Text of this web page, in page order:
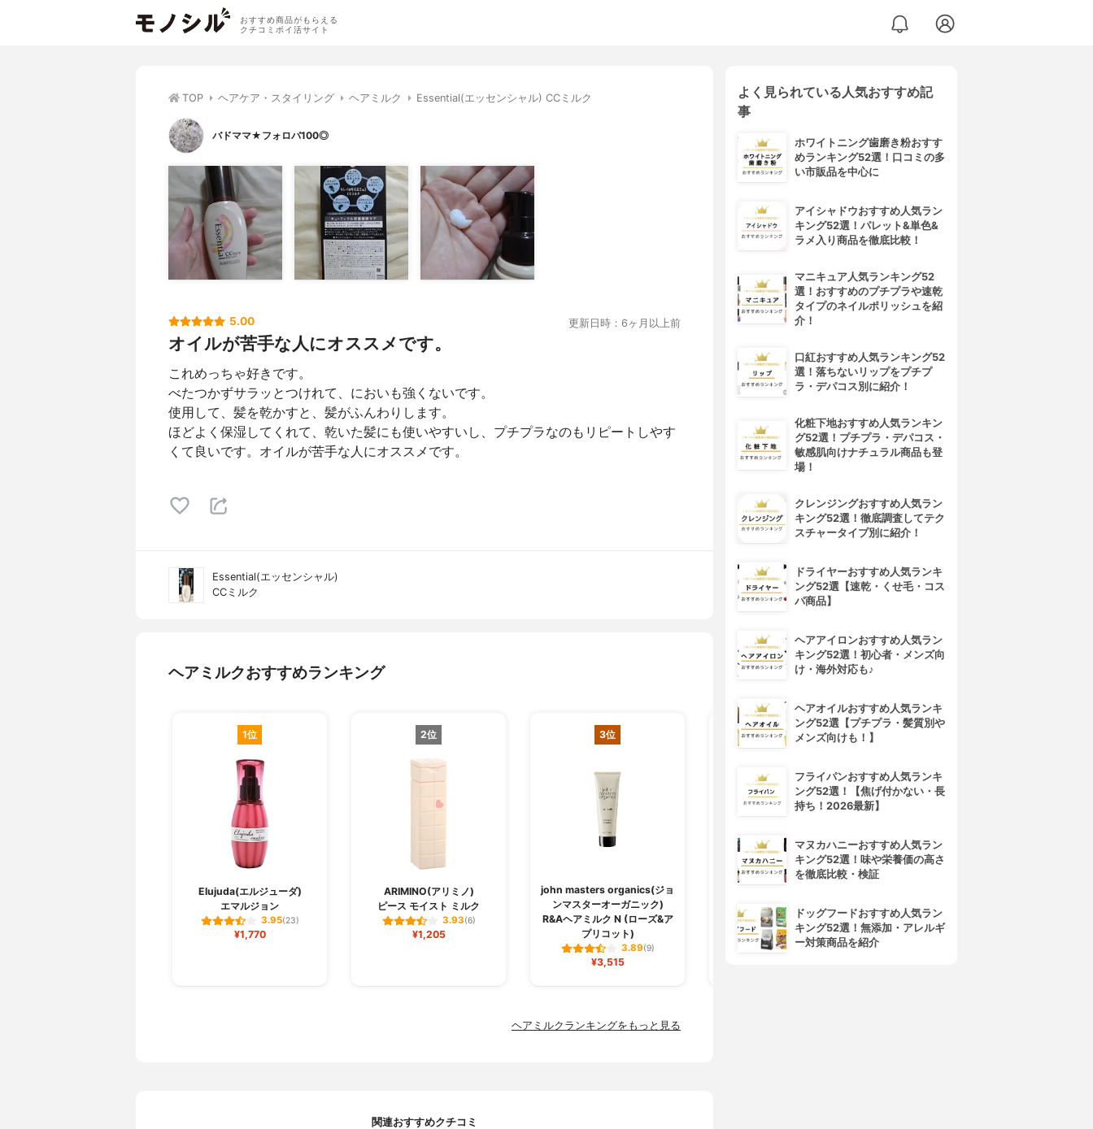
おすすめ商品がもらえる
クチコミポイ活サイト
TOP ヘアケア・スタイリング ヘアミルク Essential(エッセンシャル) CCミルク
バドママ★フォロバ100◎
5.00 更新日時：6ヶ月以上前
オイルが苦手な人にオススメです。
これめっちゃ好きです。
べたつかずサラッとつけれて、においも強くないです。
使用して、髪を乾かすと、髪がふんわりします。
ほどよく保湿してくれて、乾いた髪にも使いやすいし、プチプラなのもリピートしやす
くて良いです。オイルが苦手な人にオススメです。
Essential(エッセンシャル)
CCミルク
ヘアミルクおすすめランキング
1位
Elujuda(エルジューダ)
エマルジョン
3.95(23)
¥1,770
2位
ARIMINO(アリミノ)
ピース モイスト ミルク
3.93(6)
¥1,205
3位
john masters organics(ジョ
ンマスターオーガニック)
R&Aヘアミルク N (ローズ&ア
プリコット)
3.89(9)
¥3,515
4位
メイクアップミルク (グラマラ
ス)
3.85(1)
¥1,380
エクストラダメージリペア イ
ンテンシブ ヴィタミルク
ヘアミルクランキングをもっと見る
関連おすすめクチコミ
よく見られている人気おすすめ記
事
ホワイトニング歯磨き粉おすす
めランキング52選！口コミの多
い市販品を中心に
アイシャドウおすすめ人気ラン
キング52選！パレット&単色&
ラメ入り商品を徹底比較！
マニキュア人気ランキング52
選！おすすめのプチプラや速乾
タイプのネイルポリッシュを紹
介！
口紅おすすめ人気ランキング52
選！落ちないリップをプチプ
ラ・デパコス別に紹介！
化粧下地おすすめ人気ランキン
グ52選！プチプラ・デパコス・
敏感肌向けナチュラル商品も登
場！
クレンジングおすすめ人気ラン
キング52選！徹底調査してテク
スチャータイプ別に紹介！
ドライヤーおすすめ人気ランキ
ング52選【速乾・くせ毛・コス
パ商品】
ヘアアイロンおすすめ人気ラン
キング52選！初心者・メンズ向
け・海外対応も♪
ヘアオイルおすすめ人気ランキ
ング52選【プチプラ・髪質別や
メンズ向けも！】
フライパンおすすめ人気ランキ
ング52選！【焦げ付かない・長
持ち！2026最新】
マヌカハニーおすすめ人気ラン
キング52選！味や栄養価の高さ
を徹底比較・検証
ドッグフードおすすめ人気ラン
キング52選！無添加・アレルギ
ー対策商品を紹介